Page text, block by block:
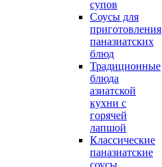
супов
Соусы для
приготовления
паназиатских
блюд
Традиционные
блюда
азиатской
кухни с
горячей
лапшой
Классические
паназиатские
соусы